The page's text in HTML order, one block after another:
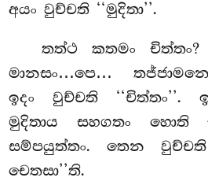
අයං වුච්චති ‘‘මුදිතා’’.
තත්ථ කතමං
මානසං…පෙ…
ඉදං වුච්චති ‘‘චිත්තං’’.
මුදිතාය සහගතං හොති
සම්පයුත්තං. තෙන වුච්චති
චෙතසා’’ති.